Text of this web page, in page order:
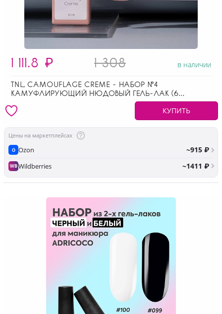
1 111.8 ₽ 1 308 в наличии
TNL, CAMOUFLAGE CREME - НАБОР №4
КАМУФЛИРУЮЩИЙ НЮДОВЫЙ ГЕЛЬ-ЛАК (6
КУПИТЬ
Цены на маркетплейсах
O Ozon ~915 ₽
WBWildberries ~1411 ₽